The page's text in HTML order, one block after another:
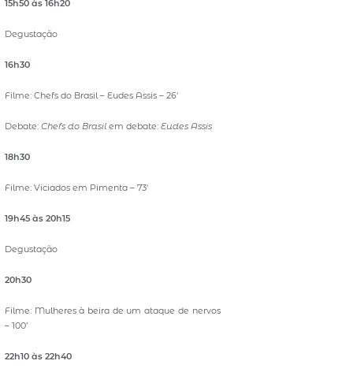
15h50 às 16h20
Degustação
16h30
Filme: Chefs do Brasil – Eudes Assis – 26′
Debate: Chefs do Brasilem debate: Eudes Assis
18h30
Filme: Viciados em Pimenta – 73′
19h45 às 20h15
Degustação
20h30
Filme: Mulheres à beira de um ataque de nervos
– 100’
22h10 às 22h40